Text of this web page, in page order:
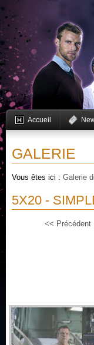
Accueil
GALERIE
Vous êtes ici : Galerie
5X20 -
<< Précédent